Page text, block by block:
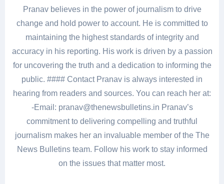
Pranav believes in the power of journalism to drive
change and hold power to account. He is committed to
maintaining the highest standards of integrity and
accuracy in his reporting. His work is driven by a passion
for uncovering the truth and a dedication to informing the
public. #### Contact Pranav is always interested in
hearing from readers and sources. You can reach her at:
-Email: pranav@thenewsbulletins.in Pranav’s
commitment to delivering compelling and truthful
journalism makes her an invaluable member of the The
News Bulletins team. Follow his work to stay informed
on the issues that matter most.